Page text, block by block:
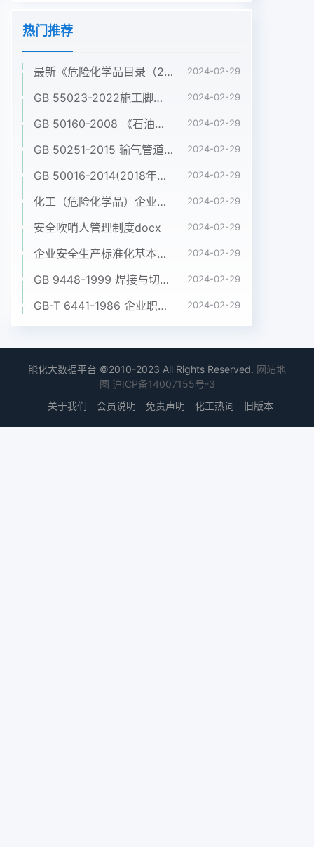
热门推荐
最新《危险化学品目录（2022调整版）》pdf 2024-02-29
GB 55023-2022施工脚手架通用规范pdf 2024-02-29
GB 50160-2008 《石油化工企业设计防火标准》（2018年版）pdf 2024-02-29
GB 50251-2015 输气管道工程设计规范pdf 2024-02-29
GB 50016-2014(2018年版) 建筑设计防火规范(高清版）pdf 2024-02-29
化工（危险化学品）企业五懂五会五能应知应会手册pdf 2024-02-29
安全吹哨人管理制度docx 2024-02-29
企业安全生产标准化基本规范 GB_T 33000-2016pdf 2024-02-29
GB 9448-1999 焊接与切割安全doc 2024-02-29
GB-T 6441-1986 企业职工伤亡事故分类pdf 2024-02-29
能化大数据平台 ©2010-2023 All Rights Reserved. 网站地
图 沪ICP备14007155号-3
关于我们
会员说明 免责声明 化工热词 旧版本